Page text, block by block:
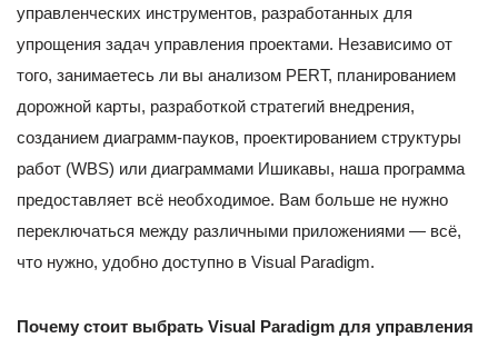
управленческих инструментов, разработанных для
упрощения задач управления проектами. Независимо от
того, занимаетесь ли вы анализом PERT, планированием
дорожной карты, разработкой стратегий внедрения,
созданием диаграмм-пауков, проектированием структуры
работ (WBS) или диаграммами Ишикавы, наша программа
предоставляет всё необходимое. Вам больше не нужно
переключаться между различными приложениями — всё,
что нужно, удобно доступно в Visual Paradigm.
Почему стоит выбрать Visual Paradigm для управления